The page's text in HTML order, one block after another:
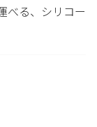
べる、シリコー